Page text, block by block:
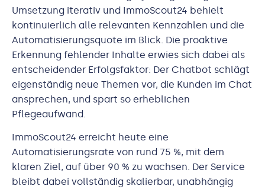
Umsetzung iterativ und ImmoScout24 behielt
kontinuierlich alle relevanten Kennzahlen und die
Automatisierungsquote im Blick. Die proaktive
Erkennung fehlender Inhalte erwies sich dabei als
entscheidender Erfolgsfaktor: Der Chatbot schlägt
eigenständig neue Themen vor, die Kunden im Chat
ansprechen, und spart so erheblichen
Pflegeaufwand.
ImmoScout24 erreicht heute eine
Automatisierungsrate von rund 75 %, mit dem
klaren Ziel, auf über 90 % zu wachsen. Der Service
bleibt dabei vollständig skalierbar, unabhängig